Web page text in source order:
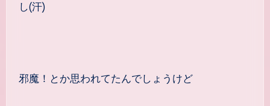
し(汗)
邪魔！とか思われてたんでしょうけど